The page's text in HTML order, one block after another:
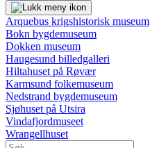
Arquebus krigshistorisk museum
Bokn bygdemuseum
Dokken museum
Haugesund billedgalleri
Hiltahuset på Røvær
Karmsund folkemuseum
Nedstrand bygdemuseum
Sjøhuset på Utsira
Vindafjordmuseet
Wrangellhuset